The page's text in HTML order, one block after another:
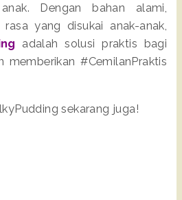
Dengan bahan alami,
yang disukai anak-anak,
adalah solusi praktis bagi
#CemilanPraktis
sekarang juga!